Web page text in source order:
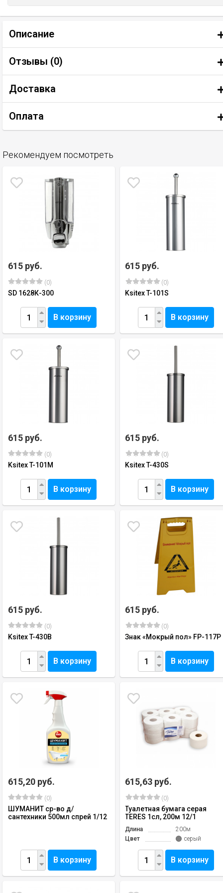
Описание
Отзывы (0)
Доставка
Оплата
Рекомендуем посмотреть
615 руб.
(0)
SD 1628К-300
В корзину
615 руб.
(0)
Ksitex T-101S
В корзину
615 руб.
(0)
Ksitex T-101M
В корзину
615 руб.
(0)
Ksitex T-430S
В корзину
615 руб.
(0)
Ksitex T-430B
В корзину
615 руб.
(0)
Знак «Мокрый пол» FP-117P
В корзину
615,20 руб.
(0)
ШУМАНИТ ср-во д/
сантехники 500мл спрей 1/12
В корзину
615,63 руб.
(0)
Туалетная бумага серая
TERES 1сл, 200м 12/1
Длина
200м
Цвет
серый
В корзину